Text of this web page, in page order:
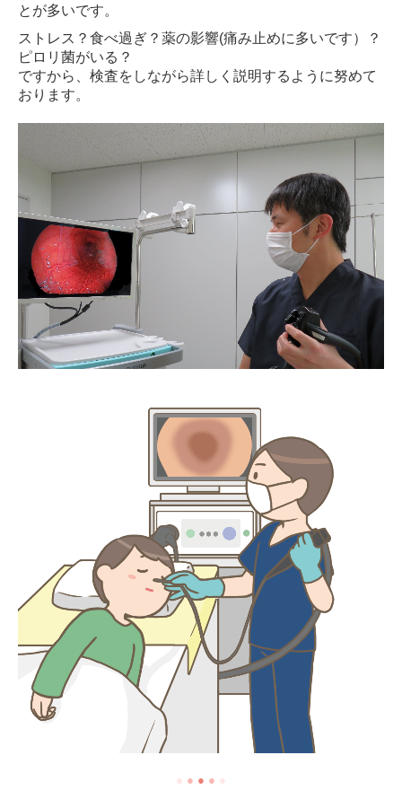
職員募集
施設基準
とが多いです。
ストレス？食べ過ぎ？薬の影響(痛み止めに多いです）？
ピロリ菌がいる？
ですから、検査をしながら詳しく説明するように努めて
おります。
● ● ● ● ●